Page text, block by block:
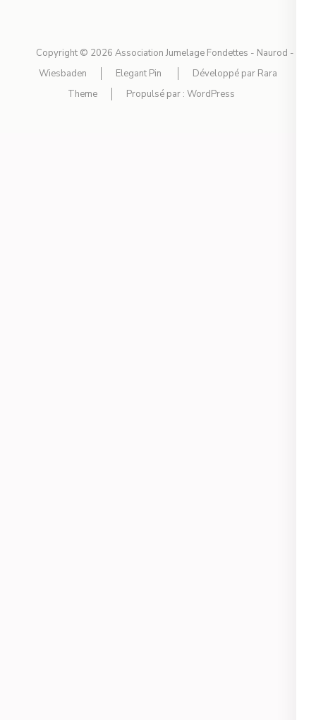
Copyright © 2026 Association Jumelage Fondettes - Naurod -
Wiesbaden
Elegant Pin Développé par Rara
Theme
Propulsé par : WordPress